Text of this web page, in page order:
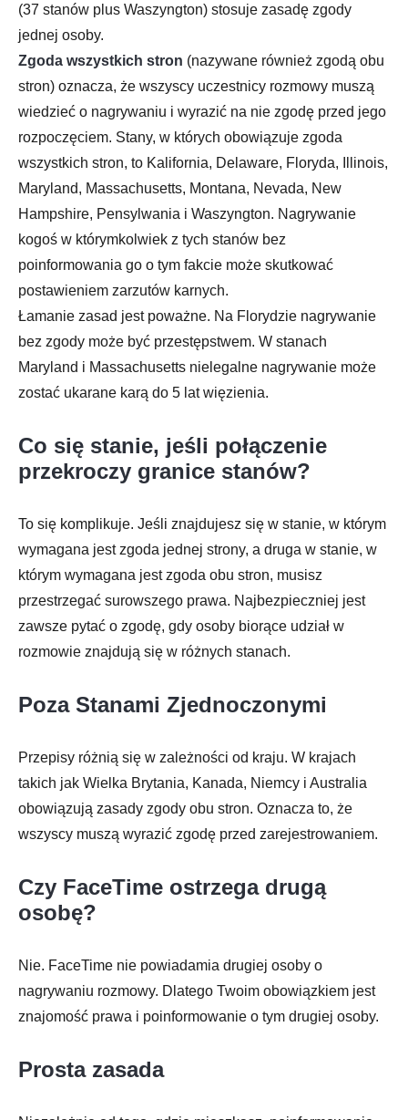
(37 stanów plus Waszyngton) stosuje zasadę zgody
jednej osoby.
Zgoda wszystkich stron (nazywane również zgodą obu
stron) oznacza, że wszyscy uczestnicy rozmowy muszą
wiedzieć o nagrywaniu i wyrazić na nie zgodę przed jego
rozpoczęciem. Stany, w których obowiązuje zgoda
wszystkich stron, to Kalifornia, Delaware, Floryda, Illinois,
Maryland, Massachusetts, Montana, Nevada, New
Hampshire, Pensylwania i Waszyngton. Nagrywanie
kogoś w którymkolwiek z tych stanów bez
poinformowania go o tym fakcie może skutkować
postawieniem zarzutów karnych.
Łamanie zasad jest poważne. Na Florydzie nagrywanie
bez zgody może być przestępstwem. W stanach
Maryland i Massachusetts nielegalne nagrywanie może
zostać ukarane karą do 5 lat więzienia.
Co się stanie, jeśli połączenie
przekroczy granice stanów?
To się komplikuje. Jeśli znajdujesz się w stanie, w którym
wymagana jest zgoda jednej strony, a druga w stanie, w
którym wymagana jest zgoda obu stron, musisz
przestrzegać surowszego prawa. Najbezpieczniej jest
zawsze pytać o zgodę, gdy osoby biorące udział w
rozmowie znajdują się w różnych stanach.
Poza Stanami Zjednoczonymi
Przepisy różnią się w zależności od kraju. W krajach
takich jak Wielka Brytania, Kanada, Niemcy i Australia
obowiązują zasady zgody obu stron. Oznacza to, że
wszyscy muszą wyrazić zgodę przed zarejestrowaniem.
Czy FaceTime ostrzega drugą
osobę?
Nie. FaceTime nie powiadamia drugiej osoby o
nagrywaniu rozmowy. Dlatego Twoim obowiązkiem jest
znajomość prawa i poinformowanie o tym drugiej osoby.
Prosta zasada